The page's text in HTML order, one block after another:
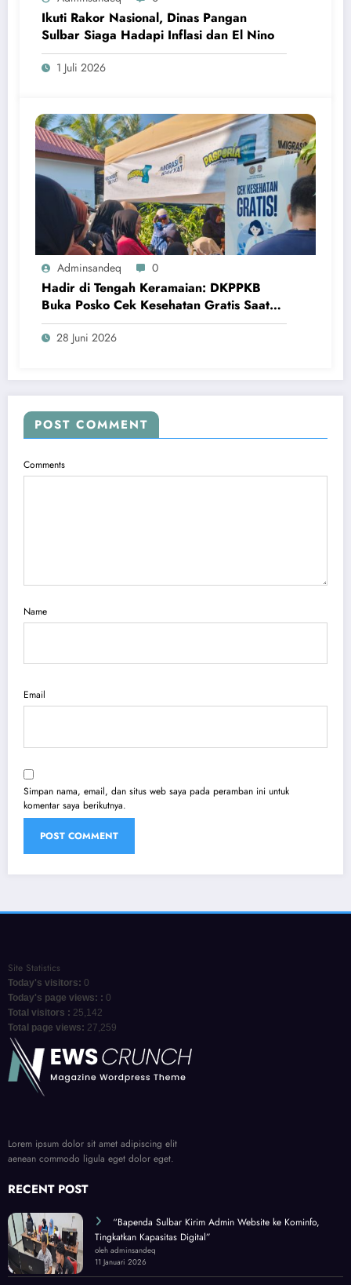
Siaga pasokan, jaga harga stabil! Pastikan kebutuhan pangan
masyarakat aman di tengah tantangan iklim
Ikuti Rakor Nasional, Dinas Pangan
Sulbar Siaga Hadapi Inflasi dan El Nino
1 Juli 2026
Posko kesehatan siap melayani! Di tengah serunya nobar & UMKM,
Adminsandeq 0
Hadir di Tengah Keramaian: DKPPKB
Buka Posko Cek Kesehatan Gratis Saat
Nobar & Festival UMKM
28 Juni 2026
POST COMMENT
Comments
Name
Email
Simpan nama, email, dan situs web saya pada peramban ini untuk
komentar saya berikutnya.
Site Statistics
Today's visitors: 0
Today's page views: : 0
Total visitors : 25,142
Total page views: 27,259
Lorem ipsum dolor sit amet adipiscing elit
aenean commodo ligula eget dolor eget.
RECENT POST
“Bapenda Sulbar Kirim Admin Website ke Kominfo,
Tingkatkan Kapasitas Digital”
oleh adminsandeq
11 Januari 2026